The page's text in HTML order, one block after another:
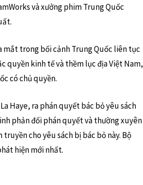
và xưởng phim Trung Quốc
mắt trong bối cảnh Trung Quốc liên tục
quyền kinh tế và thềm lục địa Việt Nam,
có chủ quyền.
Haye, ra phán quyết bác bỏ yêu sách
phản đối phán quyết và thường xuyên
cho yêu sách bị bác bỏ này. Bộ
hiện mới nhất.